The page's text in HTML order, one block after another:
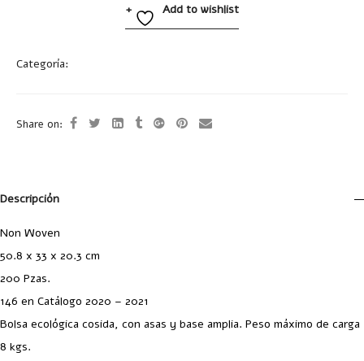
Add to wishlist
Categoría:
Share on:
Descripción
Non Woven
50.8 x 33 x 20.3 cm
200 Pzas.
146 en Catálogo 2020 – 2021
Bolsa ecológica cosida, con asas y base amplia. Peso máximo de carga
8 kgs.